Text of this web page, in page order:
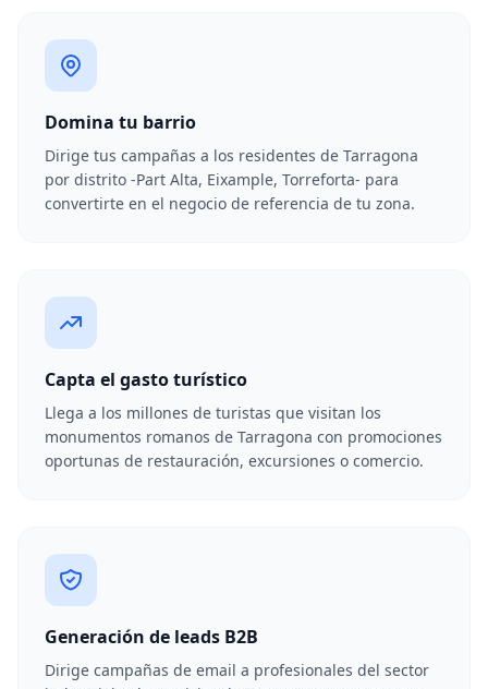
Domina tu barrio
Dirige tus campañas a los residentes de Tarragona
por distrito -Part Alta, Eixample, Torreforta- para
convertirte en el negocio de referencia de tu zona.
Capta el gasto turístico
Llega a los millones de turistas que visitan los
monumentos romanos de Tarragona con promociones
oportunas de restauración, excursiones o comercio.
Generación de leads B2B
Dirige campañas de email a profesionales del sector